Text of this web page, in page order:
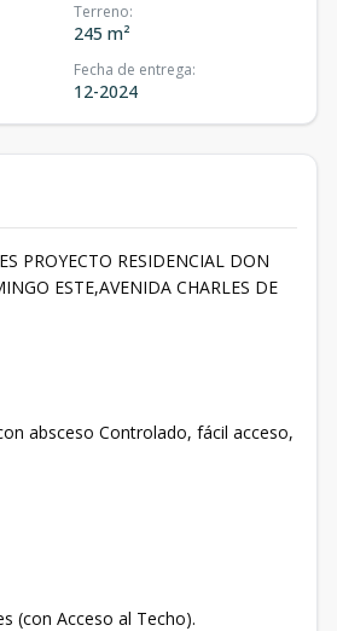
Terreno:
245 m²
Fecha de entrega:
12-2024
PROYECTO RESIDENCIAL DON
ESTE,AVENIDA CHARLES DE
absceso Controlado, fácil acceso,
(con Acceso al Techo).